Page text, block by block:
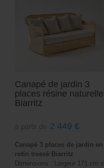
Canapé de jardin 3
places résine naturelle
Biarritz
2 449 €
Canapé 3 places de jardin en
rotin tressé Biarritz
Dimensions : Largeur 171 cm x